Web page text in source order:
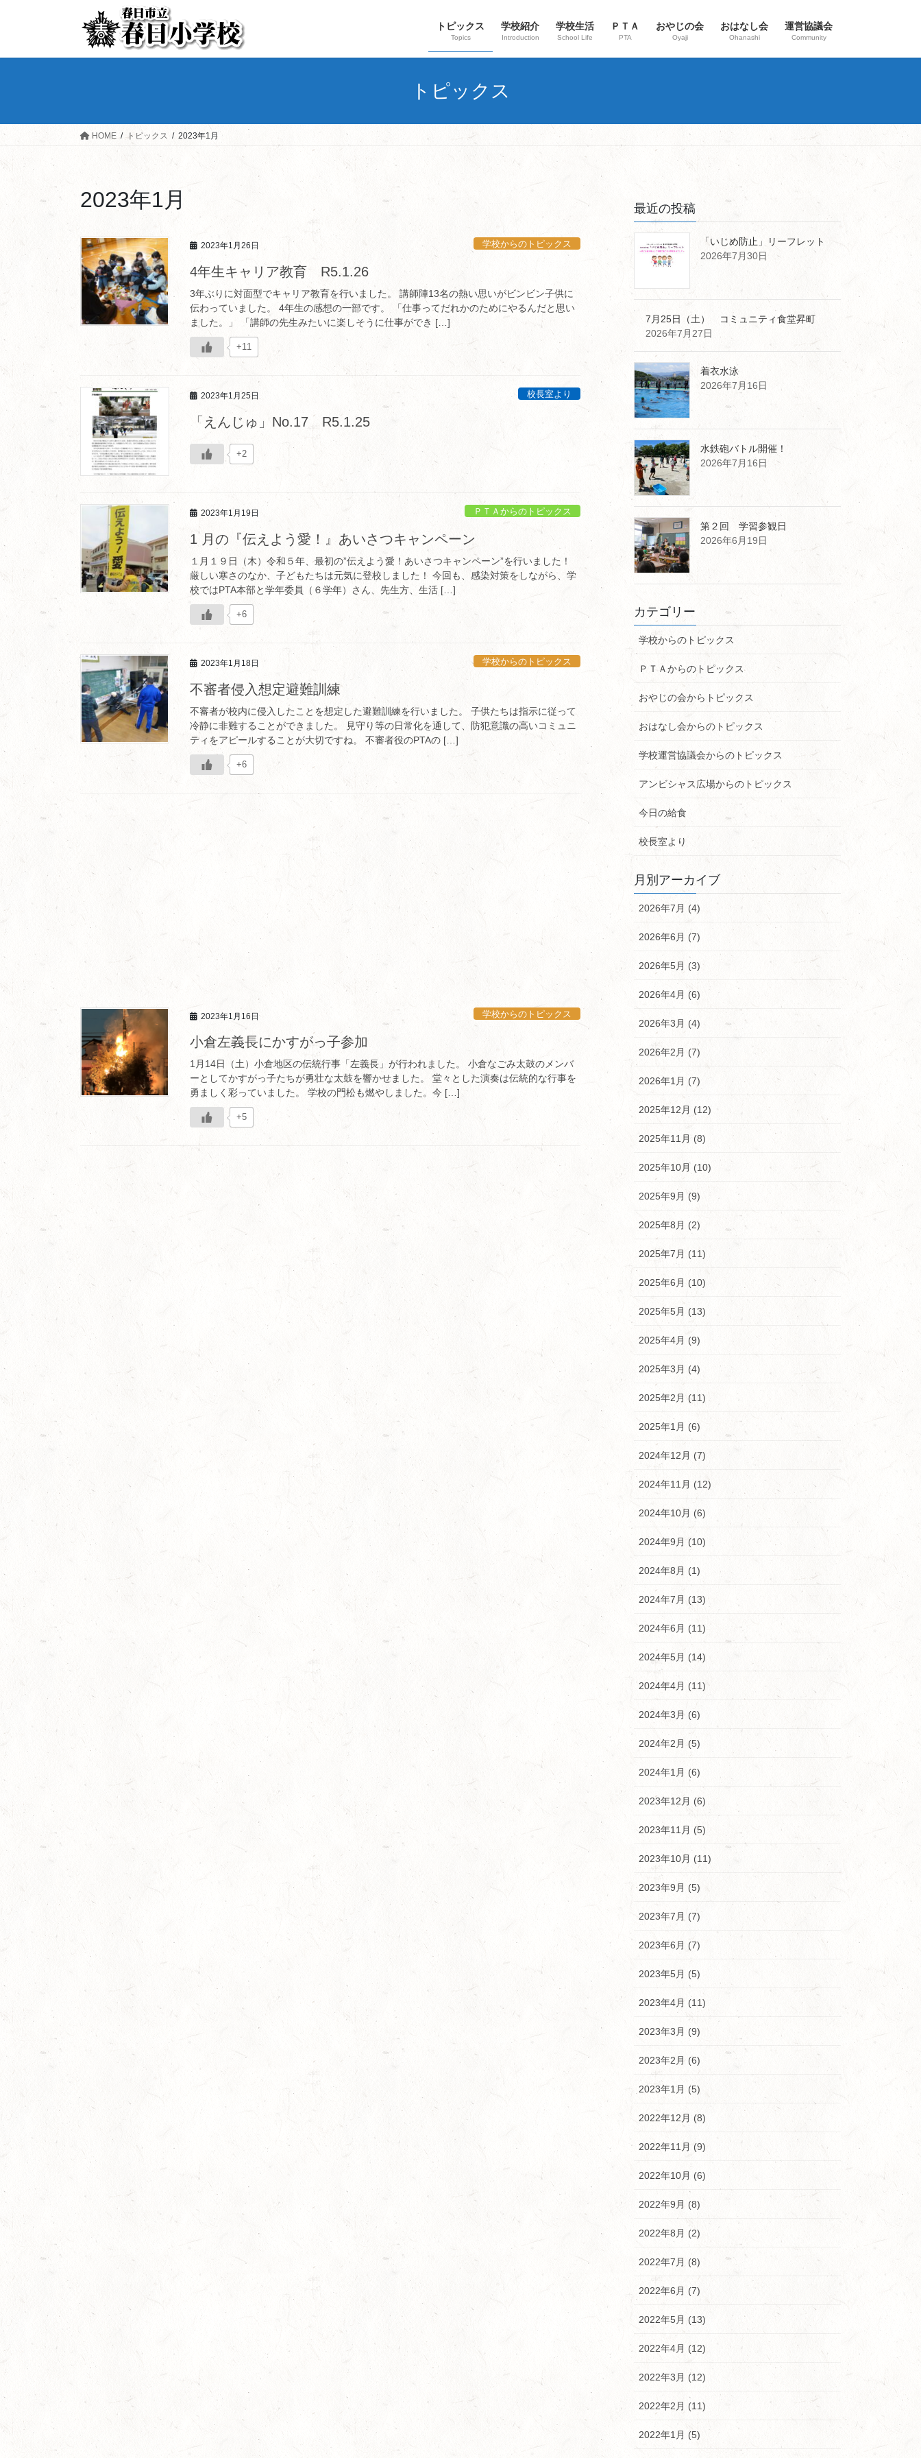
トピックス
Topics
学校紹介
Introduction
学校生活
School Life
ＰＴＡ
PTA
おやじの会
Oyaji
おはなし会
Ohanashi
運営協議会
Community
トピックス
HOME トピックス 2023年1月
2023年1月
2023年1月26日 学校からのトピックス
4年生キャリア教育 R5.1.26
3年ぶりに対面型でキャリア教育を行いました。 講師陣13名の熱い思いがビンビン子供に
伝わっていました。 4年生の感想の一部です。 「仕事ってだれかのためにやるんだと思い
ました。」 「講師の先生みたいに楽しそうに仕事ができ […]
+11
2023年1月25日 校長室より
「えんじゅ」No.17 R5.1.25
+2
2023年1月19日 ＰＴＡからのトピックス
1 月の『伝えよう愛！』あいさつキャンペーン
１月１９日（木）令和５年、最初の”伝えよう愛！あいさつキャンペーン”を行いました！
厳しい寒さのなか、子どもたちは元気に登校しました！ 今回も、感染対策をしながら、学
校ではPTA本部と学年委員（６学年）さん、先生方、生活 […]
+6
2023年1月18日 学校からのトピックス
不審者侵入想定避難訓練
不審者が校内に侵入したことを想定した避難訓練を行いました。 子供たちは指示に従って
冷静に非難することができました。 見守り等の日常化を通して、防犯意識の高いコミュニ
ティをアピールすることが大切ですね。 不審者役のPTAの […]
+6
2023年1月16日 学校からのトピックス
小倉左義長にかすがっ子参加
1月14日（土）小倉地区の伝統行事「左義長」が行われました。 小倉なごみ太鼓のメンバ
ーとしてかすがっ子たちが勇壮な太鼓を響かせました。 堂々とした演奏は伝統的な行事を
勇ましく彩っていました。 学校の門松も燃やしました。今 […]
+5
最近の投稿
「いじめ防止」リーフレット
2026年7月30日
7月25日（土） コミュニティ食堂昇町
2026年7月27日
着衣水泳
2026年7月16日
水鉄砲バトル開催！
2026年7月16日
第２回 学習参観日
2026年6月19日
カテゴリー
学校からのトピックス
ＰＴＡからのトピックス
おやじの会からトピックス
おはなし会からのトピックス
学校運営協議会からのトピックス
アンビシャス広場からのトピックス
今日の給食
校長室より
月別アーカイブ
2026年7月 (4)
2026年6月 (7)
2026年5月 (3)
2026年4月 (6)
2026年3月 (4)
2026年2月 (7)
2026年1月 (7)
2025年12月 (12)
2025年11月 (8)
2025年10月 (10)
2025年9月 (9)
2025年8月 (2)
2025年7月 (11)
2025年6月 (10)
2025年5月 (13)
2025年4月 (9)
2025年3月 (4)
2025年2月 (11)
2025年1月 (6)
2024年12月 (7)
2024年11月 (12)
2024年10月 (6)
2024年9月 (10)
2024年8月 (1)
2024年7月 (13)
2024年6月 (11)
2024年5月 (14)
2024年4月 (11)
2024年3月 (6)
2024年2月 (5)
2024年1月 (6)
2023年12月 (6)
2023年11月 (5)
2023年10月 (11)
2023年9月 (5)
2023年7月 (7)
2023年6月 (7)
2023年5月 (5)
2023年4月 (11)
2023年3月 (9)
2023年2月 (6)
2023年1月 (5)
2022年12月 (8)
2022年11月 (9)
2022年10月 (6)
2022年9月 (8)
2022年8月 (2)
2022年7月 (8)
2022年6月 (7)
2022年5月 (13)
2022年4月 (12)
2022年3月 (12)
2022年2月 (11)
2022年1月 (5)